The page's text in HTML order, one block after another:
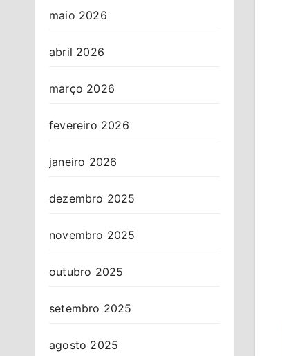
maio 2026
abril 2026
março 2026
fevereiro 2026
janeiro 2026
dezembro 2025
novembro 2025
outubro 2025
setembro 2025
agosto 2025